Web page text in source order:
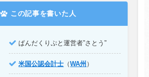
この記事を書いた人
ぱんだくりぷと運営者”さとう”
米国公認会計士 （WA州 ）